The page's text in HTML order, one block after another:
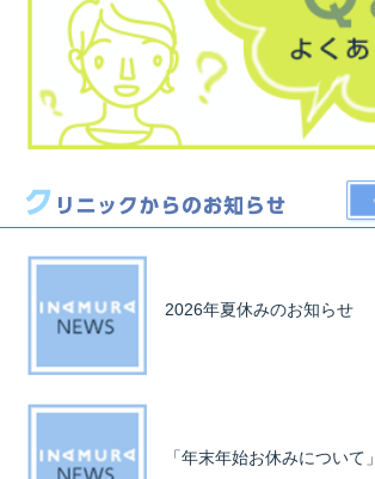
2026年夏休みのお知らせ
「年末年始お休みについて」